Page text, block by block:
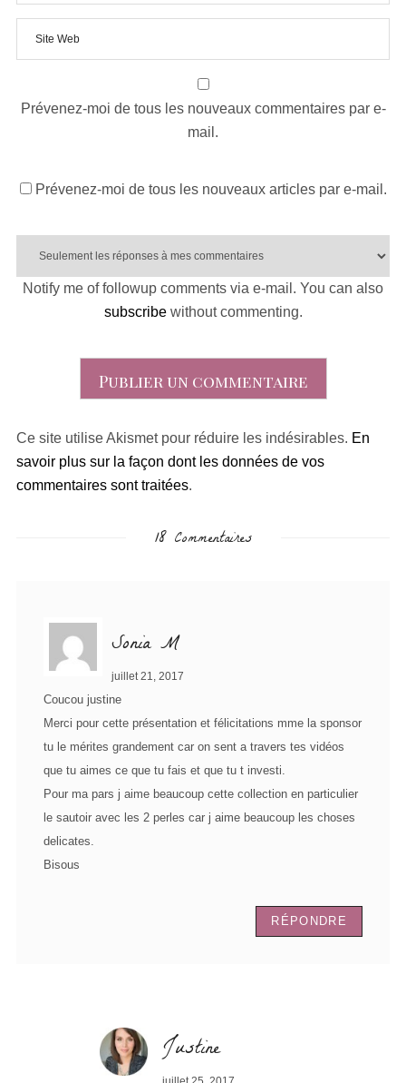
Prévenez-moi de tous les nouveaux commentaires par e-
mail.
Prévenez-moi de tous les nouveaux articles par e-mail.
Notify me of followup comments via e-mail. You can also
subscribewithout commenting.
Ce site utilise Akismet pour réduire les indésirables. En
savoir plus sur la façon dont les données de vos
commentaires sont traitées.
18 Commentaires
Sonia M
juillet 21, 2017
Coucou justine
Merci pour cette présentation et félicitations mme la sponsor
tu le mérites grandement car on sent a travers tes vidéos
que tu aimes ce que tu fais et que tu t investi.
Pour ma pars j aime beaucoup cette collection en particulier
le sautoir avec les 2 perles car j aime beaucoup les choses
delicates.
Bisous
RÉPONDRE
Justine